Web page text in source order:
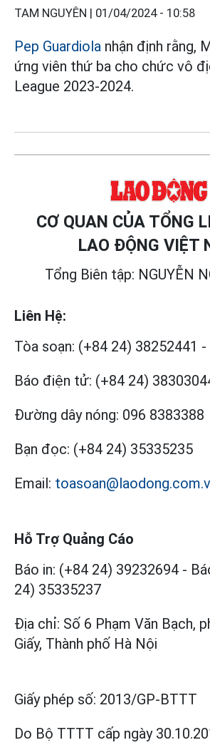
TAM NGUYÊN | 01/04/2024 - 10:58
Pep Guardiola nhận định rằng,
ứng viên thứ ba cho chức vô
League 2023-2024.
CƠ QUAN CỦA TỔNG
LAO ĐỘNG VIỆT
Tổng Biên tập: NGUYỄN
Liên Hệ:
Tòa soạn: (+84 24) 38252441 -
Báo điện tử: (+84 24)
Đường dây nóng: 096 8383388
Bạn đọc: (+84 24) 35335235
Email:
Hỗ Trợ Quảng Cáo
Báo in: (+84 24) 39232694 -
24) 35335237
Địa chỉ: Số 6 Phạm Văn Bạch,
Giấy, Thành phố Hà Nội
Giấy phép số: 2013/GP-BTTT
Do Bộ TTTT cấp ngày